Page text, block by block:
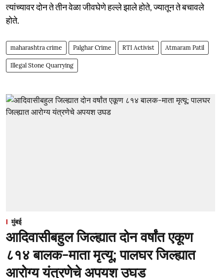
त्यांच्यावर दोन ते तीन वेळा जीवघेणे हल्ले झाले होते, ज्यातून ते बचावले
होते.
maharashtra crime Palghar Crime RTI Activist Atmaram Patil
Illegal Stone Quarrying
मुंबई
आदिवासीबहुल जिल्ह्यात दोन वर्षांत एकूण
८१४ बालक-माता मृत्यू; पालघर जिल्ह्यात
आरोग्य यंत्रणेचे अपयश उघड